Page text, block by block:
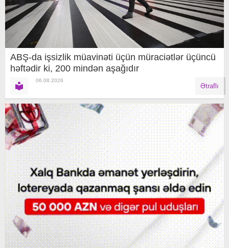
ABŞ-da işsizlik müavinəti üçün müraciətlər üçüncü
həftədir ki, 200 mindən aşağıdır
06.08.2026
Ətraflı